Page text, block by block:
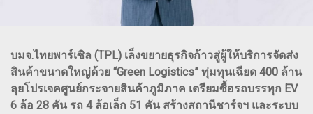
บมจ.ไทยพาร์เซิล (TPL) เล็งขยายธุรกิจก้าวสู่ผู้ให้บริการจัดส่ง
สินค้าขนาดใหญ่ด้วย “Green Logistics” ทุ่มทุนเฉียด 400 ล้าน
ลุยโปรเจคศูนย์กระจายสินค้าภูมิภาค เตรียมซื้อรถบรรทุก EV
6 ล้อ 28 คัน รถ 4 ล้อเล็ก 51 คัน สร้างสถานีชาร์จฯ และระบบ